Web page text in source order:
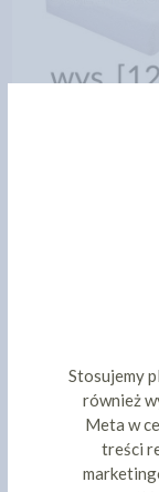
Stosujemy
również
Meta w
treści